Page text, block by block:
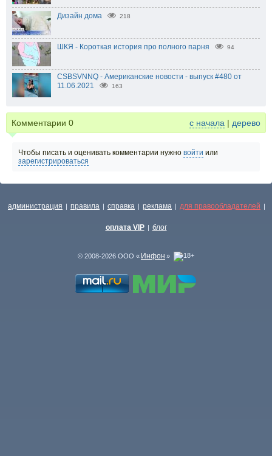
Дизайн дома 218
ШКЯ - Короткая история про полного парня 94
CSBSVNNQ - Американские новости - выпуск #480 от
11.06.2021
163
Комментарии 0 с начала | дерево
Чтобы писать и оценивать комментарии нужно войти или
зарегистрироваться
администрация | правила | справка | реклама | для правообладателей |
оплата VIP | блог
© 2008-2026 ООО « Инфон »